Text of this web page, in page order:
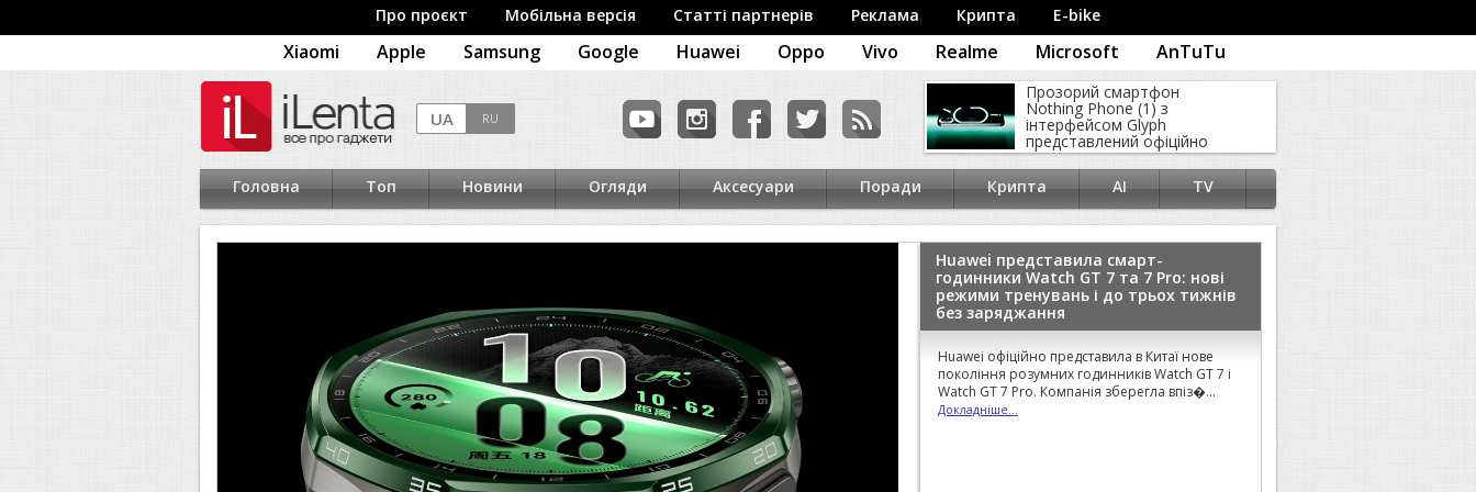
Про проєкт Мобільна версія Статті партнерів Реклама Крипта E-bike
Xiaomi Apple Samsung Google Huawei Oppo Vivo Realme Microsoft AnTuTu
Прозорий смартфон
Nothing Phone (1) з
інтерфейсом Glyph
представлений офіційно
Головна Топ Новини Огляди Аксесуари Поради Крипта AI TV
Huawei представила смарт-
годинники Watch GT 7 та 7 Pro: нові
режими тренувань і до трьох тижнів
без заряджання
покоління розумних годинників Watch GT 7 і
Watch GT 7 Pro. Компанія зберегла впіз�...
Докладніше...